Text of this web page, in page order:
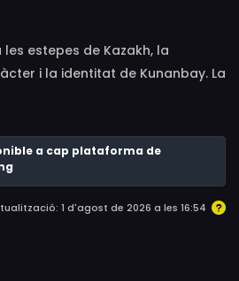
estepes de Kazakh, la
i la identitat de Kunanbay. La
rerefons filosòfic que retrata els
a cap plataforma de
1 d'agost de 2026 a les 16:54